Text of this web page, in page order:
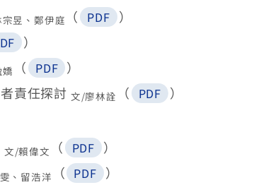
昱、鄭伊庭 （ PDF ）
）
（ PDF ）
責任探討 文/廖林詮 （ PDF ）
文/賴偉文 （ PDF ）
、留浩洋 （ PDF ）